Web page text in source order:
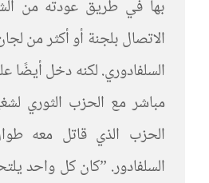
بها في طريق عودته من
الاتصال بلجنة أو أكثر من
السلفادوري. لكنه دخل أيضًا
مباشر مع الحزب الثوري
الحزب الذي قاتل معه
السلفادور. ”كان كل واحد